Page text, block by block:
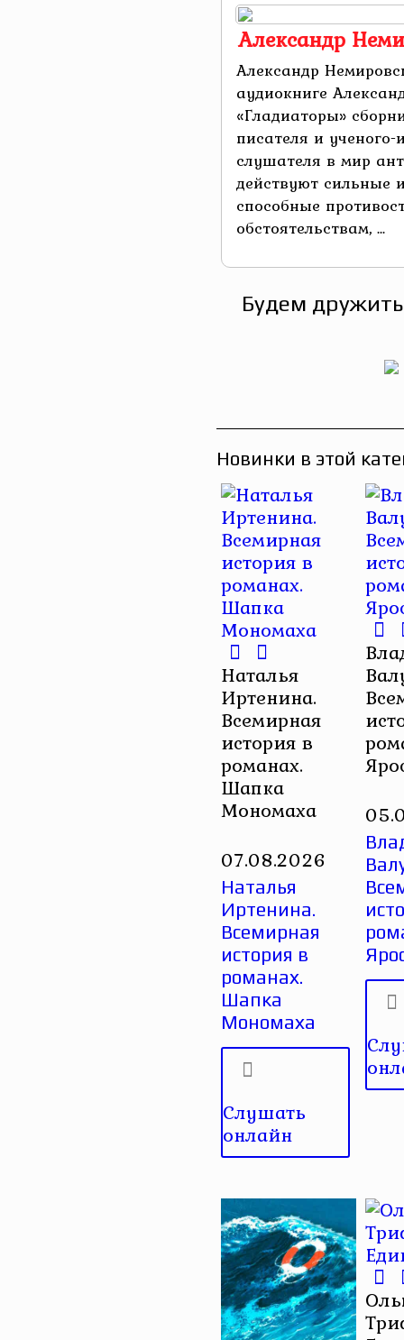
Александр
Александр
аудиокниге
«Гладиаторы»
писателя и
слушателя в мир
действуют сильные
способные
обстоятельствам, ...
Будем
Новинки в этой
Наталья
Иртенина.
Всемирная
история в
романах.
Шапка
Мономаха
07.08.2026
Наталья
Иртенина.
Всемирная
история в
романах.
Шапка
Мономаха
Слушать
онлайн